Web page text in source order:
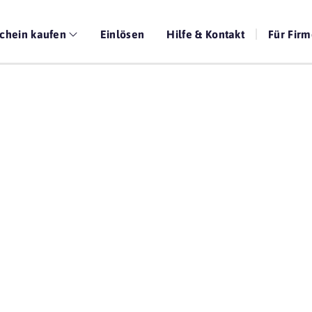
kaufen Einlösen Hilfe & Kontakt Für